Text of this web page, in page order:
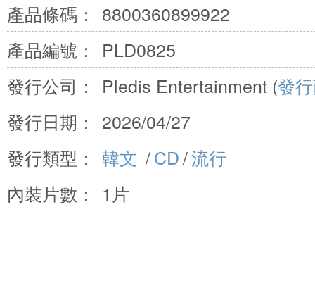
產品條碼：
8800360899922
產品編號：
PLD0825
發行公司：
Pledis Entertainment (發
發行日期：
2026/04/27
發行類型： 韓文 /CD/流行
內裝片數：
1片